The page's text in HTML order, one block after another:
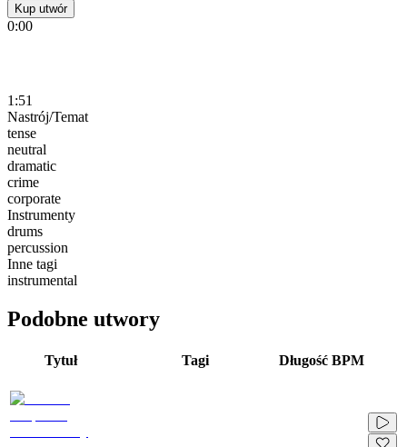
Kup utwór
0:00
1:51
Nastrój/Temat
tense
neutral
dramatic
crime
corporate
Instrumenty
drums
percussion
Inne tagi
instrumental
Podobne utwory
Tytuł Tagi Długość BPM